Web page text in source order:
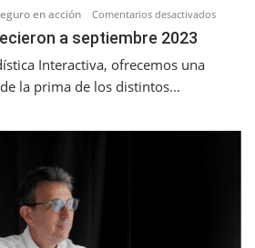
en acción Comentarios desactivadosen
a septiembre 2023
Interactiva, ofrecemos una
la prima de los distintos...